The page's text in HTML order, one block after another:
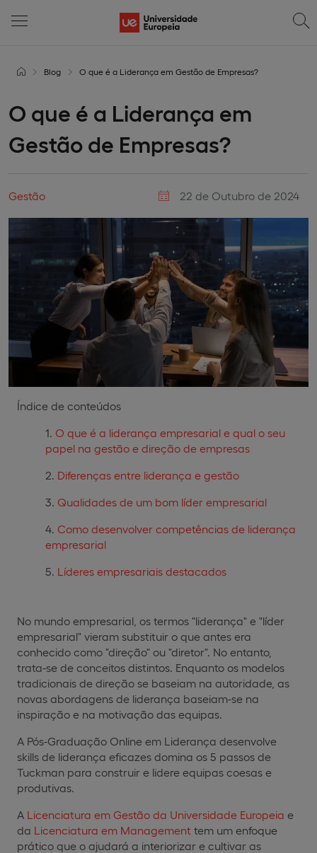
Blog O que é a Liderança em Gestão de Empresas?
O que é a Liderança em
Gestão de Empresas?
Gestão 22 de Outubro de 2024
Índice de conteúdos
O que é a liderança empresarial e qual o seu
papel na gestão e direção de empresas
Diferenças entre liderança e gestão
Qualidades de um bom líder empresarial
Como desenvolver competências de liderança
empresarial
Líderes empresariais destacados
No mundo empresarial, os termos "liderança" e "líder
empresarial" vieram substituir o que antes era
conhecido como "direção" ou "diretor". No entanto,
trata-se de conceitos distintos. Enquanto os modelos
tradicionais de direção se baseiam na autoridade, as
novas abordagens de liderança baseiam-se na
inspiração e na motivação das equipas.
A Pós-Graduação Online em Liderança desenvolve
skills de liderança eficazes domina os 5 passos de
Tuckman para construir e lidere equipas coesas e
produtivas.
A Licenciatura em Gestão da Universidade Europeia e
da Licenciatura em Management tem um enfoque
prático que o ajudará a interiorizar e cultivar as